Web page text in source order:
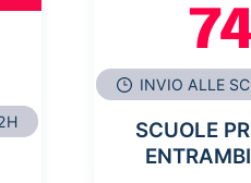
INVIO ALLE
SCUOLE